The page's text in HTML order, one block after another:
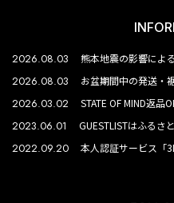
2026.08.03 熊本地震の影響によ
2026.08.03 お盆期間中の発送・
2026.03.02 STATE OF MIND返品
2023.06.01 GUESTLISTはふるさ
2022.09.20 本人認証サービス「